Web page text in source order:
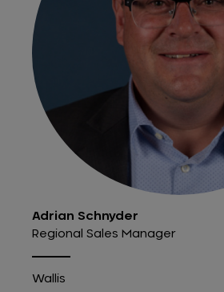
Adrian Schnyder
Regional Sales Manager
Wallis